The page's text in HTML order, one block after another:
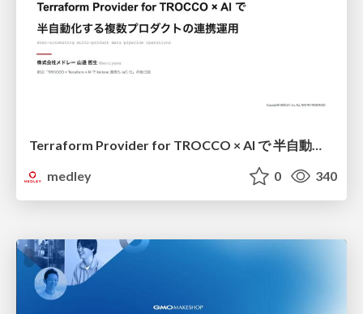
Terraform Provider for TROCCO × AI で 半自動化する複数プロダクトの連携運用 / Semi-Automating Multi-Product Data Integration Ops with the Terraform Provider for TROCCO × AI
medley
0 340